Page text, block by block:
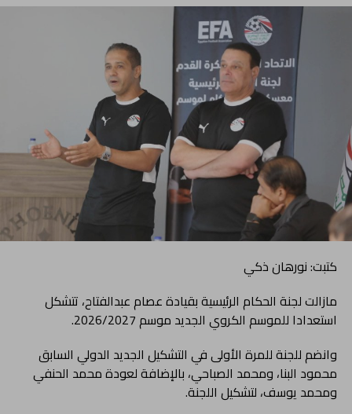
كتبت: نورهان ذكي
مازالت لجنة الحكام الرئيسية بقيادة عصام عبدالفتاح، تتشكل
استعدادا للموسم الكروي الجديد موسم 2026/2027.
وانضم للجنة للمرة الأولى في التشكيل الجديد الدولي السابق
محمود البنا، ومحمد الصباحي، بالإضافة لعودة محمد الحنفي
ومحمد يوسف، لتشكيل اللجنة.